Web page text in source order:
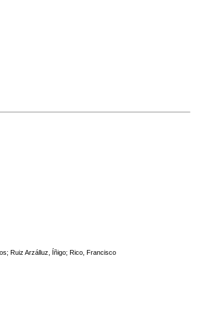
Ruiz Arzálluz, Íñigo; Rico, Francisco